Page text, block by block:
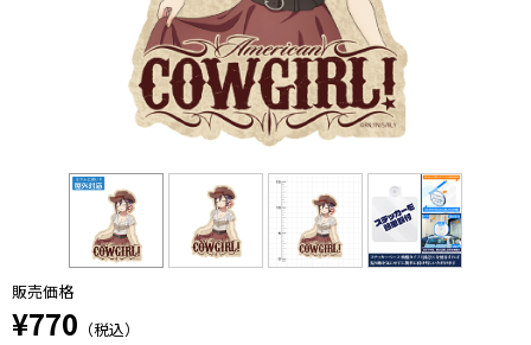
販売価格
¥770 （税込）